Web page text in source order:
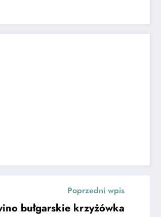
Poprzedni wpis
bułgarskie krzyżówka